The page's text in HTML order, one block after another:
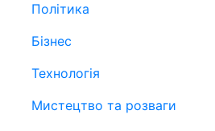
Політика
Бізнес
Технологія
Мистецтво та розваги